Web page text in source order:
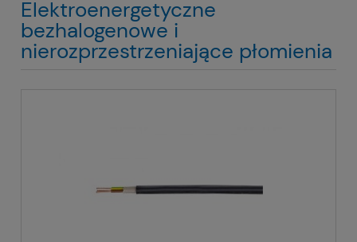
Elektroenergetyczne
bezhalogenowe i
nierozprzestrzeniające płomienia